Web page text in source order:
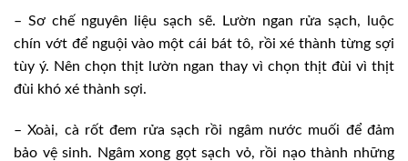
– Sơ chế nguyên liệu sạch sẽ. Lườn ngan rửa sạch, luộc
chín vớt để nguội vào một cái bát tô, rồi xé thành từng sợi
tùy ý. Nên chọn thịt lườn ngan thay vì chọn thịt đùi vì thịt
đùi khó xé thành sợi.
– Xoài, cà rốt đem rửa sạch rồi ngâm nước muối để đảm
bảo vệ sinh. Ngâm xong gọt sạch vỏ, rồi nạo thành những